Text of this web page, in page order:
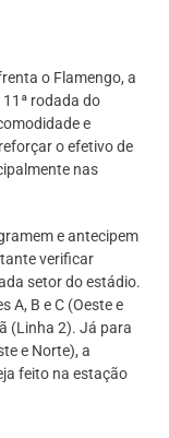
o Flamengo, a
rodada do
e
o efetivo de
nas
e antecipem
verificar
setor do estádio.
A, B e C (Oeste e
(Linha 2). Já para
e Norte), a
feito na estação